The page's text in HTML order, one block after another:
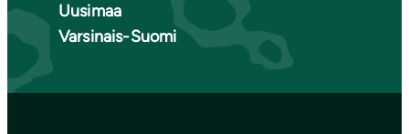
Uusimaa
Varsinais-Suomi